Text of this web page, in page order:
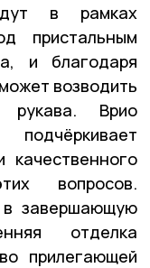
в рамках
пристальным
и благодаря
возводить
рукава. Врио
качественного
вопросов.
завершающую
отделка
прилегающей